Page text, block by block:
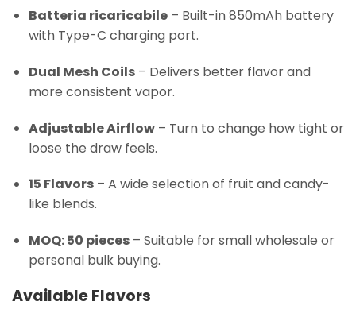
Batteria ricaricabile– Built-in 850mAh battery
with Type-C charging port.
Dual Mesh Coils– Delivers better flavor and
more consistent vapor.
Adjustable Airflow– Turn to change how tight or
loose the draw feels.
15 Flavors– A wide selection of fruit and candy-
like blends.
MOQ: 50 pieces– Suitable for small wholesale or
personal bulk buying.
Available Flavors